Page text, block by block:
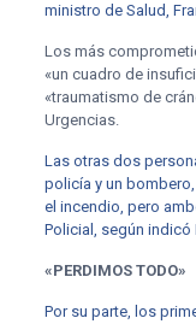
ministro de Salud,
Los más
«un cuadro de
«traumatismo de
Urgencias.
Las otras dos
policía y un
el incendio, pero
Policial, según indicó
«PERDIMOS TODO»
Por su parte, los